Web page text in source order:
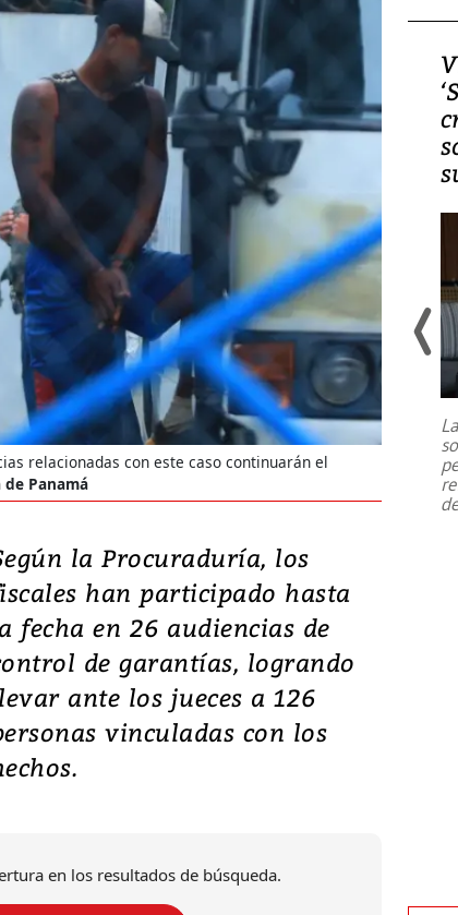
relacionadas con este caso continuarán el
Panamá
la Procuraduría, los
han participado hasta
fecha en 26 audiencias de
de garantías, logrando
ante los jueces a 126
vinculadas con los
en los resultados de búsqueda.
Video, Japón: Terremoto
deja heridos y graves
daños en Kumamoto
Un fuerte terremoto de magnitud
7,1 se registró este martes 28 de
julio en la prefectura de Kumamoto,
al sur de Japón, provocando una
emergencia de gran...